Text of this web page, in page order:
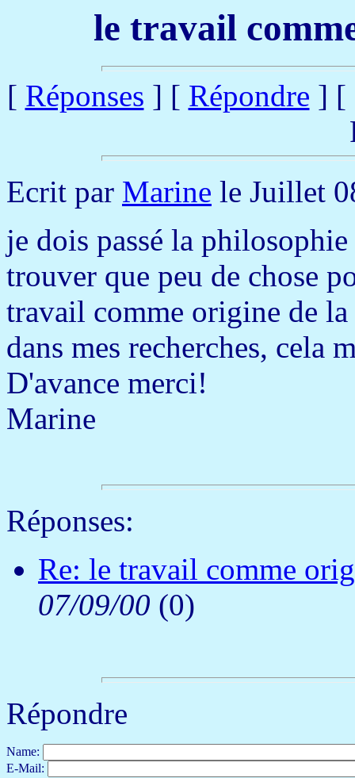
le travail
[ Réponses ] [ Répondre ] [
Ecrit par Marine le Juillet
je dois passé la
trouver que peu de chose
travail comme origine de
dans mes recherches, cela
D'avance merci!
Marine
Réponses:
Re: le travail comme
07/09/00 (0)
Répondre
Name:
E-Mail: